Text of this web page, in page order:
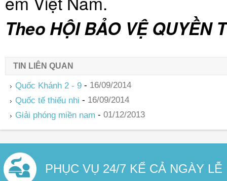
Theo HỘI BẢO VỆ QUYỀN
TIN LIÊN QUAN
Quốc Khánh 2 - 9 - 16/09/2014
Quốc tế thiếu nhi - 16/09/2014
Giải phóng miền nam - 01/12/2013
PHỤC VỤ 24/7 KỂ CẢ NGÀY LỄ